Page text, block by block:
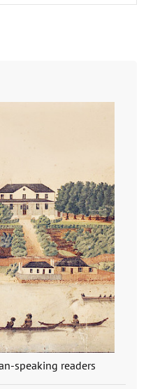
speaking readers